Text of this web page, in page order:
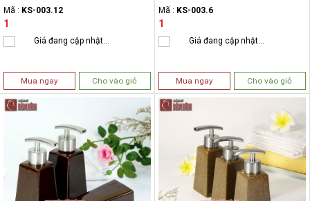
Mã : KS-003.12
1
Giá đang cập nhật...
Mua ngay Cho vào giỏ
Mã : KS-003.6
1
Giá đang cập nhật...
Mua ngay Cho vào giỏ